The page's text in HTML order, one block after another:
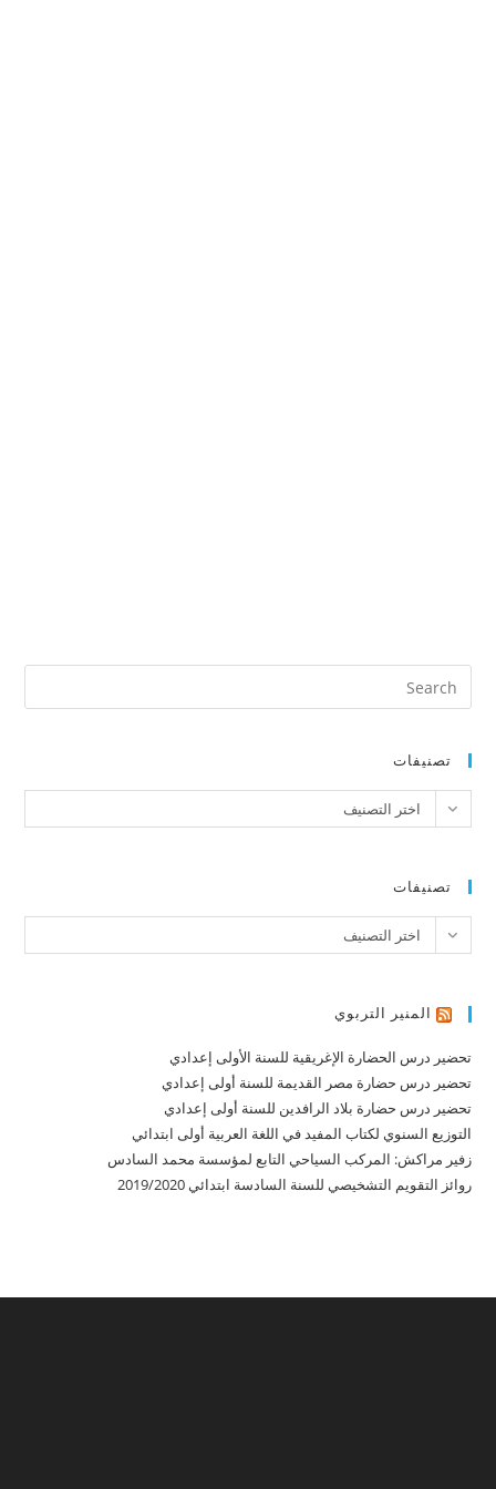
تصنيفات
تصنيفاتاختر التصنيف
تصنيفات
تصنيفاتاختر التصنيف
المنير التربوي
تحضير درس الحضارة الإغريقية للسنة الأولى إعدادي
تحضير درس حضارة مصر القديمة للسنة أولى إعدادي
تحضير درس حضارة بلاد الرافدين للسنة أولى إعدادي
التوزيع السنوي لكتاب المفيد في اللغة العربية أولى ابتدائي
زفير مراكش: المركب السياحي التابع لمؤسسة محمد السادس
روائز التقويم التشخيصي للسنة السادسة ابتدائي 2019/2020